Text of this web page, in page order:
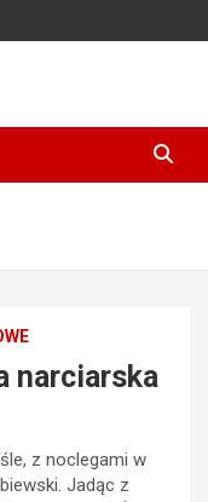
narciarska
z noclegami w
Jadąc z